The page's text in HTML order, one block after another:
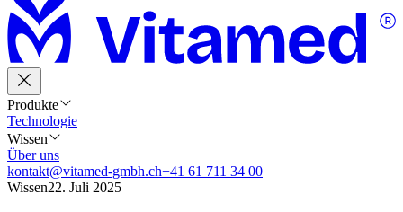
Produkte
Technologie
Wissen
Über uns
kontakt@vitamed-gmbh.ch+41 61 711 34 00
Wissen22. Juli 2025